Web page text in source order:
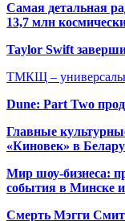
Самая детальная
13,7 млн
Taylor Swift
ТМКЩ –
Dune: Part Two
Главные
«Киновек» в
Мир шоу-бизнеса:
события в Минске
Смерть Мэгги